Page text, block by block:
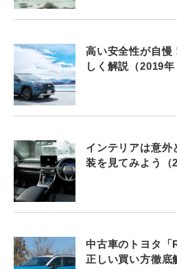
高い安全性が自慢
しく解説（2019年
インテリアは意外
装を見てみよう（
中古車のトヨタ「
正しい買い方徹底